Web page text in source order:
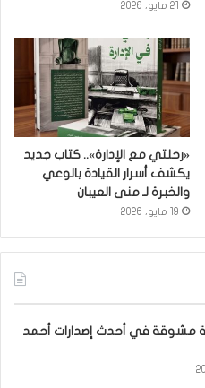
21 مايو، 2026
«رحلتي مع الإدارة».. كتاب جديد
يكشف أسرار القيادة بالوعي
والخبرة لـ منى العيبان
19 مايو، 2026
مشوقة في أحدث إصدارات أحمد